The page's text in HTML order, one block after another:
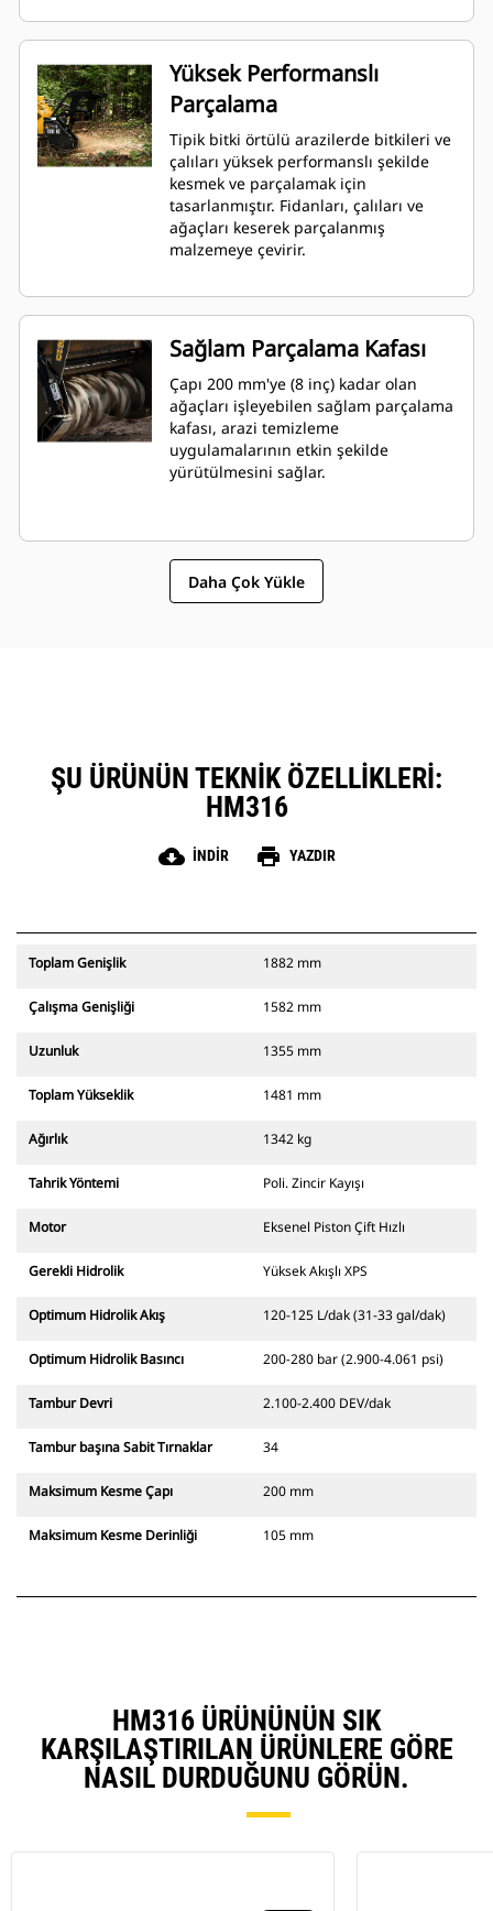
Yüksek Performanslı
Parçalama
Tipik bitki örtülü arazilerde bitkileri ve
çalıları yüksek performanslı şekilde
kesmek ve parçalamak için
tasarlanmıştır. Fidanları, çalıları ve
ağaçları keserek parçalanmış
malzemeye çevirir.
Sağlam Parçalama Kafası
Çapı 200 mm'ye (8 inç) kadar olan
ağaçları işleyebilen sağlam parçalama
kafası, arazi temizleme
uygulamalarının etkin şekilde
yürütülmesini sağlar.
Daha Çok Yükle
ŞU ÜRÜNÜN TEKNIK ÖZELLIKLERI:
HM316
cloud_download İNDIR print YAZDIR
Toplam Genişlik 1882 mm
Çalışma Genişliği 1582 mm
Uzunluk 1355 mm
Toplam Yükseklik 1481 mm
Ağırlık 1342 kg
Tahrik Yöntemi Poli. Zincir Kayışı
Motor Eksenel Piston Çift Hızlı
Gerekli Hidrolik Yüksek Akışlı XPS
Optimum Hidrolik Akış 120-125 L/dak (31-33 gal/dak)
Optimum Hidrolik Basıncı 200-280 bar (2.900-4.061 psi)
Tambur Devri 2.100-2.400 DEV/dak
Tambur başına Sabit Tırnaklar 34
Maksimum Kesme Çapı 200 mm
Maksimum Kesme Derinliği 105 mm
HM316 ÜRÜNÜNÜN SIK
KARŞILAŞTIRILAN ÜRÜNLERE GÖRE
NASIL DURDUĞUNU GÖRÜN.